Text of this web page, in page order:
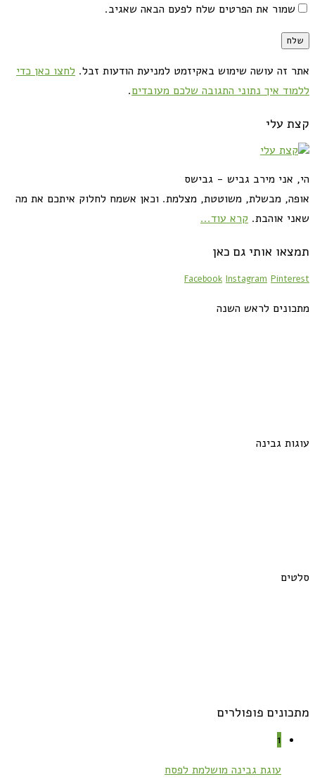
שמור את הפרטים שלח לפעם הבאה שאגיב.
אתר זה עושה שימוש באקיזמט למניעת הודעות זבל. לחצו כאן כדי
ללמוד איך נתוני התגובה שלכם מעובדים.
קצת עלי
הי, אני מירב גביש - גבישס
אופה, מבשלת, משוטטת, מצלמת. וכאן אשמח לחלוק איתכם את מה
שאני אוהבת. קרא עוד...
תמצאו אותי גם כאן
Facebook Instagram Pinterest
מתכונים לראש השנה
עוגות גבינה
סלטים
מתכונים פופולרים
1
עוגת גבינה מושלמת לפסח